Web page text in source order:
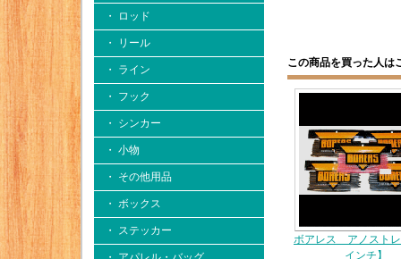
・ ロッド
・ リール
・ ライン
・ フック
・ シンカー
・ 小物
・ その他用品
・ ボックス
・ ステッカー
この商品を買った人は
ボアレス アノスト
インチ】